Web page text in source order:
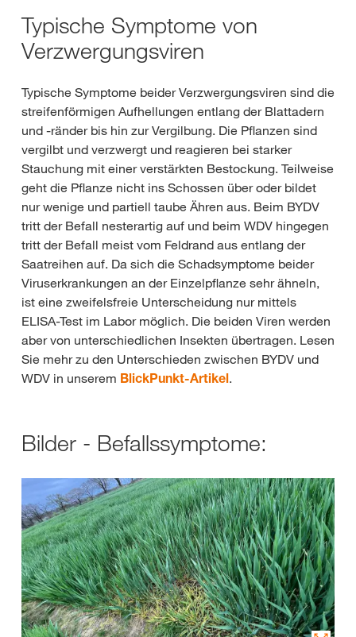
Typische Symptome von
Verzwergungsviren
Typische Symptome beider Verzwergungsviren sind die
streifenförmigen Aufhellungen entlang der Blattadern
und -ränder bis hin zur Vergilbung. Die Pflanzen sind
vergilbt und verzwergt und reagieren bei starker
Stauchung mit einer verstärkten Bestockung. Teilweise
geht die Pflanze nicht ins Schossen über oder bildet
nur wenige und partiell taube Ähren aus. Beim BYDV
tritt der Befall nesterartig auf und beim WDV hingegen
tritt der Befall meist vom Feldrand aus entlang der
Saatreihen auf. Da sich die Schadsymptome beider
Viruserkrankungen an der Einzelpflanze sehr ähneln,
ist eine zweifelsfreie Unterscheidung nur mittels
ELISA-Test im Labor möglich. Die beiden Viren werden
aber von unterschiedlichen Insekten übertragen. Lesen
Sie mehr zu den Unterschieden zwischen BYDV und
WDV in unserem BlickPunkt-Artikel.
Bilder - Befallssymptome: